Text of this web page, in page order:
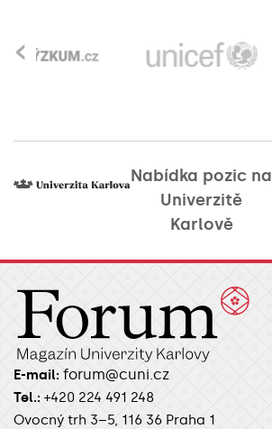
‹
Nabídka pozic na
Univerzitě
Karlově
E-mail: forum@cuni.cz
Tel.: +420 224 491 248
Ovocný trh 3–5, 116 36 Praha 1